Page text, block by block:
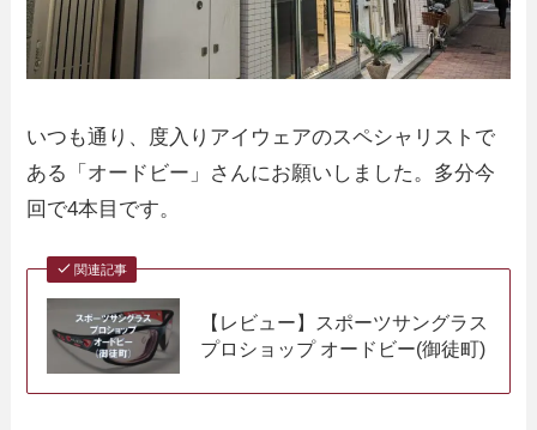
いつも通り、度入りアイウェアのスペシャリストで
ある「オードビー」さんにお願いしました。多分今
回で4本目です。
関連記事
【レビュー】スポーツサングラス
プロショップ オードビー(御徒町)